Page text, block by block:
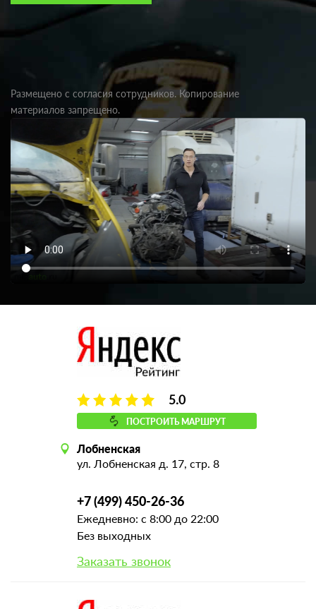
Размещено с согласия сотрудников. Копирование
материалов запрещено.
5.0
ПОСТРОИТЬ МАРШРУТ
Лобненская
ул. Лобненская д. 17, стр. 8
+7 (499) 450-26-36
Ежедневно: с 8:00 до 22:00
Без выходных
Заказать звонок